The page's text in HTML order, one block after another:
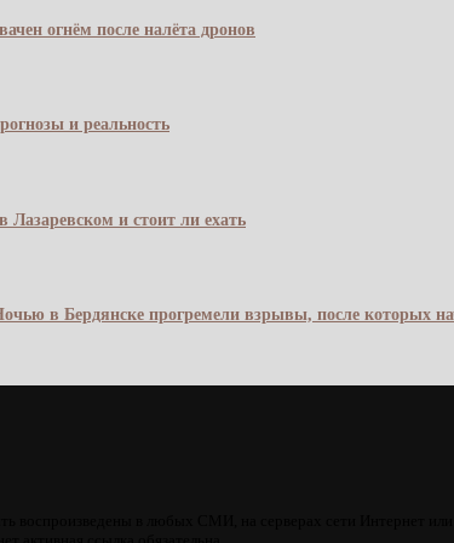
огнём после налёта дронов
и реальность
Лазаревском и стоит ли ехать
в Бердянске прогремели взрывы, после которых